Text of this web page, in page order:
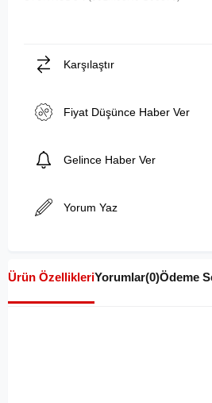
Karşılaştır
Fiyat Düşünce Haber Ver
Gelince Haber Ver
Yorum Yaz
Ürün ÖzellikleriYorumlar(0)Ödeme